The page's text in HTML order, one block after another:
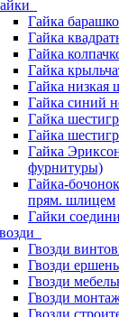
Гайка
Гайка
Гайка
Гайка
Гайка низкая
Гайка синий
Гайка
Гайка
Гайка
фурнитуры)
Гайка-
прям. шлицем
Гайки
Гвозди
Гвозди
Гвозди
Гвозди
Гвозди